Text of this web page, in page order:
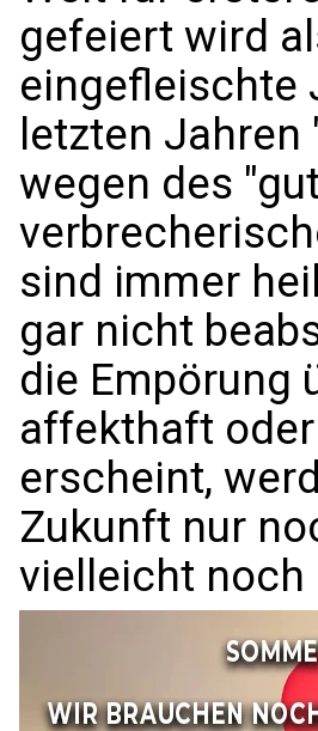
gefeiert wird
eingefleischte
letzten
wegen des
sind immer
gar nicht
die Empörung
affekthaft
erscheint,
Zukunft nur
vielleicht noch